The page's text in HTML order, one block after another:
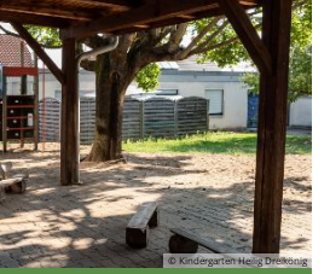
© Kindergarten Heilig Dreikönig